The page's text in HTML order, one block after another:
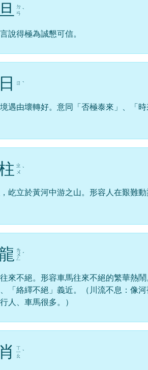
ㄉ
ㄢ ˋ
說得極為誠懇可信。
日 ㄖ ˋ
遇由壞轉好。意同「否極泰來」、「時
ㄓ
ㄨ ˋ
屹立於黃河中游之山。形容人在艱難
ㄌ
ㄨ
ㄥ
ˊ
來不絕。形容車馬往來不絕的繁華熱鬧
「絡繹不絕」義近。（川流不息：像
人、車馬很多。）
肖 ㄒ
ㄧ
ㄠ
ˋ